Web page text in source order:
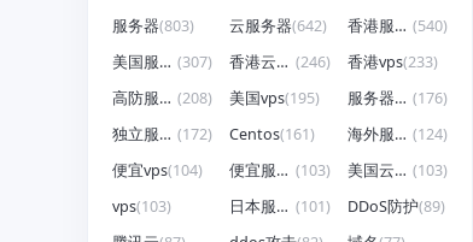
服务器(803) 云服务器(642) 香港服务器 (540)
美国服务器 (307) 香港云服务器 (246) 香港vps(233)
高防服务器 (208) 美国vps(195) 服务器租用 (176)
独立服务器 (172) Centos(161) 海外服务器 (124)
便宜vps(104) 便宜服务器 (103) 美国云服务器 (103)
vps(103) 日本服务器 (101) DDoS防护(89)